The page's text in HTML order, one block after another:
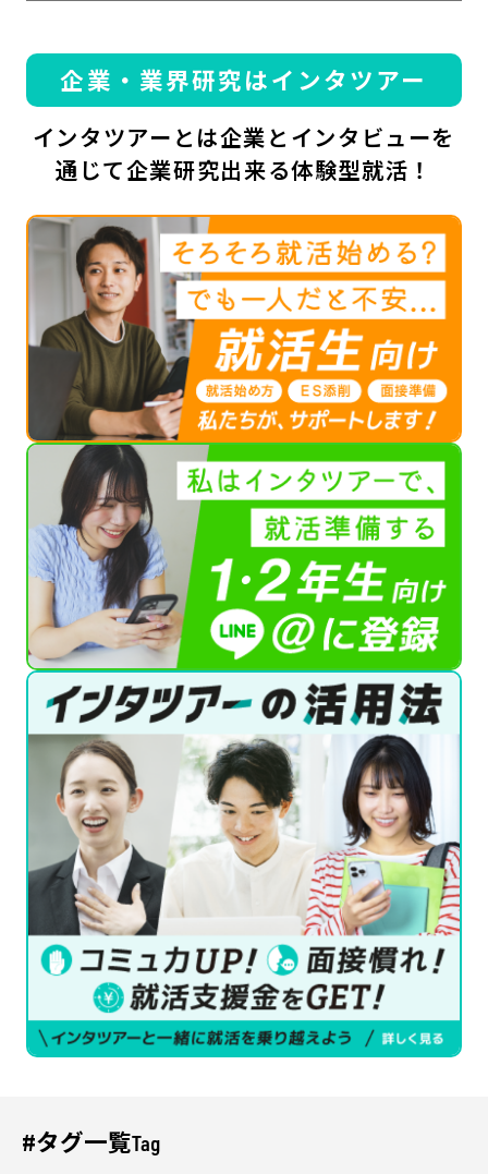
企業・業界研究はインタツアー
インタツアーとは企業とインタビューを
通じて企業研究出来る体験型就活！
Tag
#タグ一覧